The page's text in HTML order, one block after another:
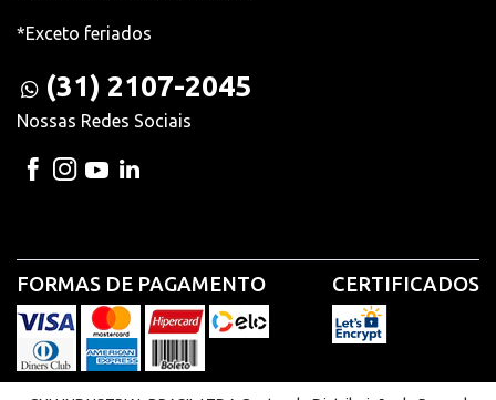
*Exceto feriados
(31) 2107-2045
Nossas Redes Sociais
FORMAS DE PAGAMENTO CERTIFICADOS